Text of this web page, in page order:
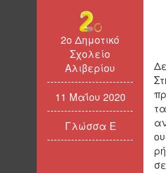
2ο Δημοτικό
Σχολείο
Αλιβερίου
11 Μαΐου 2020
Γλώσσα Ε